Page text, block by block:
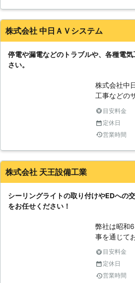
るお悩みが
ッフがお伺
尽力いたし
お尋ねくだ
株式会社 中日ＡＶシステム
停電や漏電などのトラブルや、各種電
さい。
株式会社中
工事などの
設置やコン
工事に対応
ことでお困
在籍し、イ
カメラ機能
とも可能で
目安料金
定休日
営業時間
株式会社 天王設備工業
シーリングライトの取り付けやEDへの
をお任せください！
弊社は昭和
事を通じて
境をご提供
ダントライ
の交換や、
の交換など
目安料金
定休日
営業時間